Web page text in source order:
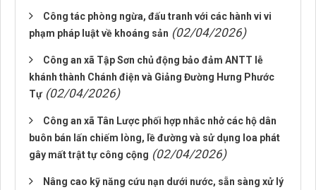
Công tác phòng ngừa, đấu tranh với các hành vi vi
phạm pháp luật về khoáng sản (02/04/2026)
Công an xã Tập Sơn chủ động bảo đảm ANTT lễ
khánh thành Chánh điện và Giảng Đường Hưng Phước
Tự (02/04/2026)
Công an xã Tân Lược phối hợp nhắc nhở các hộ dân
buôn bán lấn chiếm lòng, lề đường và sử dụng loa phát
gây mất trật tự công cộng (02/04/2026)
Nâng cao kỹ năng cứu nạn dưới nước, sẵn sàng xử lý